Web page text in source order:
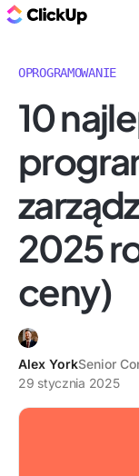
OPROGRAMOWANIE
10
2025
ceny)
Alex YorkSenior
29 stycznia 2025